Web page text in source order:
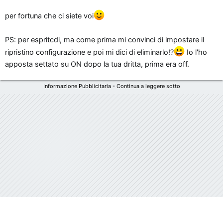
per fortuna che ci siete voi
PS: per espritcdi, ma come prima mi convinci di impostare il
ripristino configurazione e poi mi dici di eliminarlo!?
Io l'ho
apposta settato su ON dopo la tua dritta, prima era off.
Informazione Pubblicitaria - Continua a leggere sotto